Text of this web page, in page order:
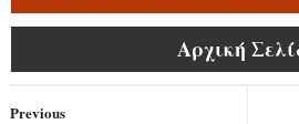
Αρχική
Previous